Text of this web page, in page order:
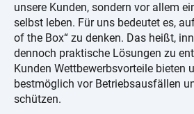
unsere Kunden, sondern vor allem
selbst leben. Für uns bedeutet es,
of the Box“ zu denken. Das heißt,
dennoch praktische Lösungen zu
Kunden Wettbewerbsvorteile bieten
bestmöglich vor Betriebsausfällen
schützen.